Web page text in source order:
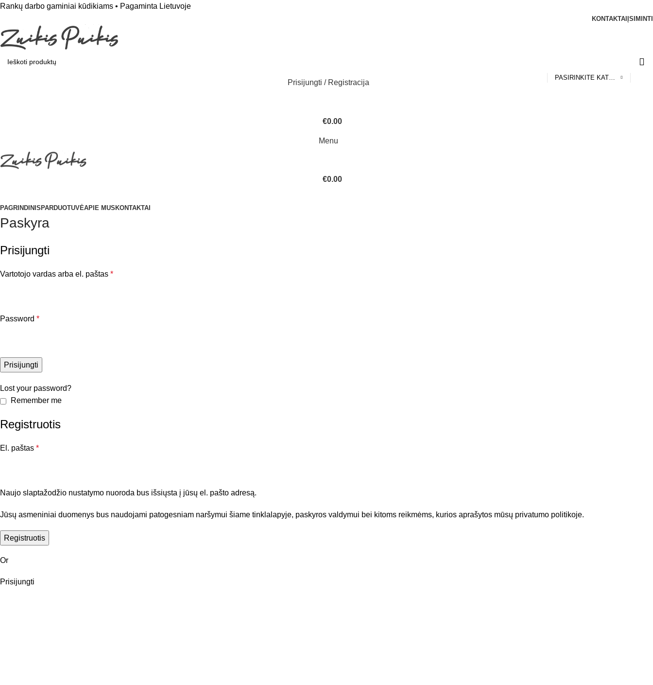
Rankų darbo gaminiai kūdikiams • Pagaminta Lietuvoje
KONTAKTAI ĮSIMINTI
Prisijungti / Registracija
€0.00
Menu
€0.00
PAGRINDINIS PARDUOTUVĖAPIE MUS KONTAKTAI
Paskyra
Prisijungti
Vartotojo vardas arba el. paštas *
Password *
Prisijungti
Lost your password?
Remember me
Registruotis
El. paštas *
Naujo slaptažodžio nustatymo nuoroda bus išsiųsta į jūsų el. pašto adresą.
Jūsų asmeniniai duomenys bus naudojami patogesniam naršymui šiame tinklalapyje, paskyros valdymui bei kitoms reikmėms, kurios aprašytos mūsų privatumo politikoje.
Registruotis
Or
Prisijungti